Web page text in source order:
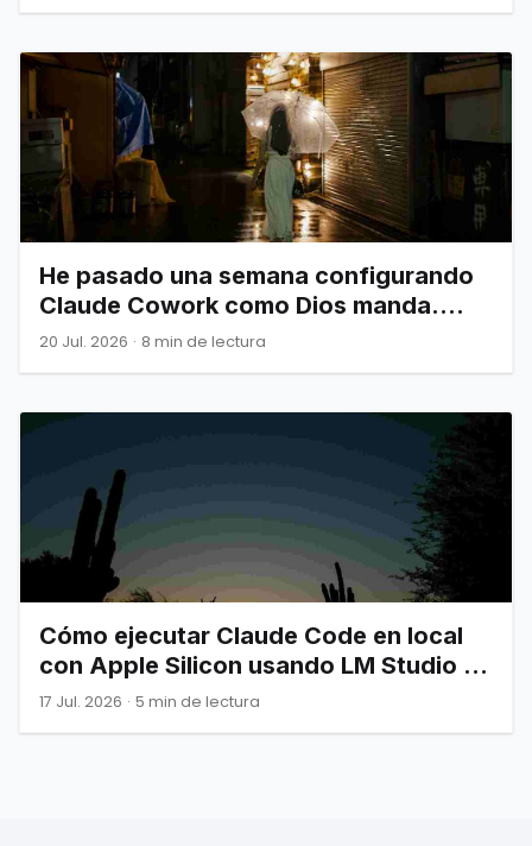
He pasado una semana configurando
Claude Cowork como Dios manda.
Esto es todo lo que de verdad
20 Jul. 2026 · 8 min de lectura
Cómo ejecutar Claude Code en local
con Apple Silicon usando LM Studio y
LiteLLM (Gratis)
17 Jul. 2026 · 5 min de lectura